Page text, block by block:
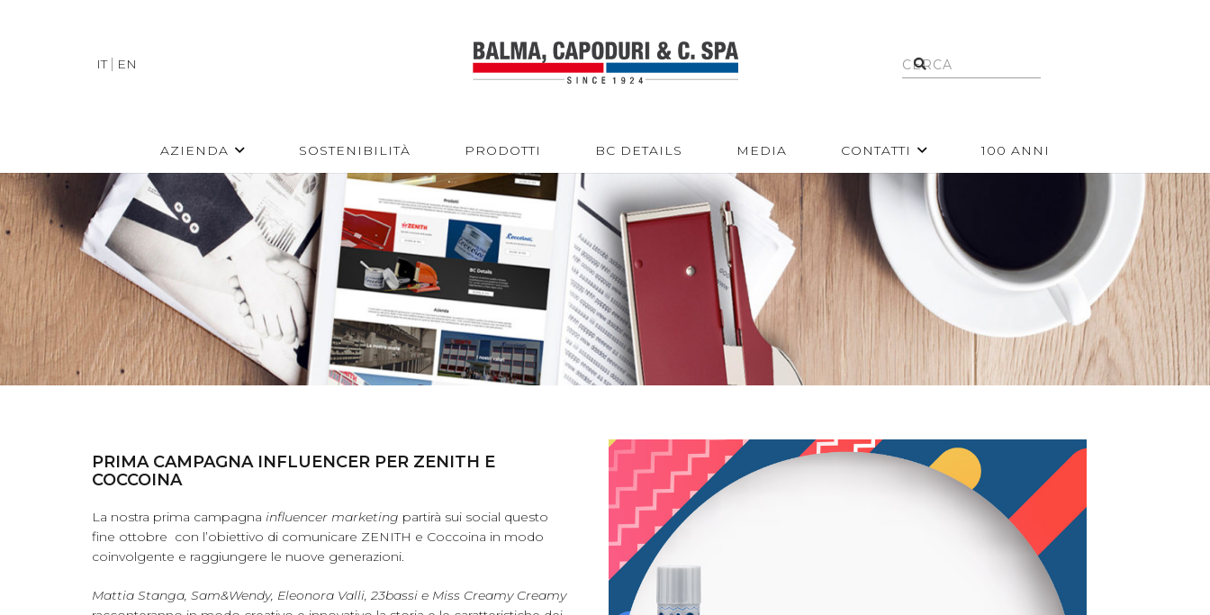
IT EN
AZIENDA SOSTENIBILITÀ PRODOTTI BC DETAILS MEDIA CONTATTI 100 ANNI
PRIMA CAMPAGNA INFLUENCER PER ZENITH E
COCCOINA
La nostra prima campagna influencer marketing partirà sui social questo
fine ottobre con l’obiettivo di comunicare ZENITH e Coccoina in modo
coinvolgente e raggiungere le nuove generazioni.
Mattia Stanga, Sam&Wendy, Eleonora Valli, 23bassi e Miss Creamy Creamy